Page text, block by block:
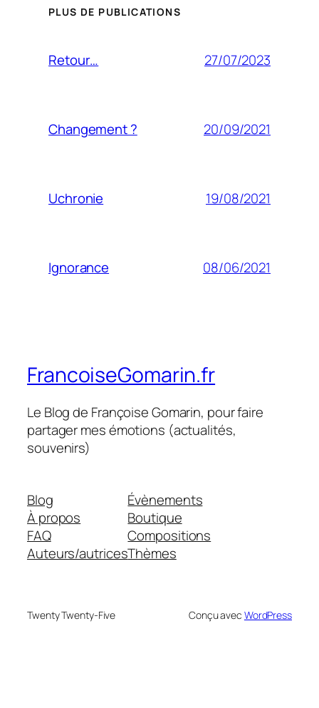
PLUS DE PUBLICATIONS
Retour… 27/07/2023
Changement ? 20/09/2021
Uchronie 19/08/2021
Ignorance 08/06/2021
FrancoiseGomarin.fr
Le Blog de Françoise Gomarin, pour faire
partager mes émotions (actualités,
souvenirs)
Blog
À propos
FAQ
Auteurs/autrices
Évènements
Boutique
Compositions
Thèmes
Twenty Twenty-Five Conçu avec WordPress